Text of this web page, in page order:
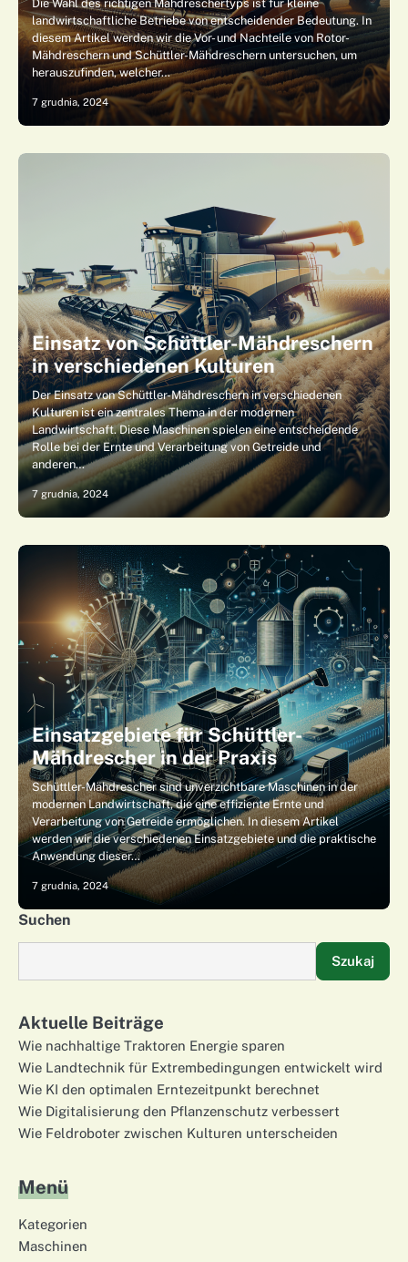
Die Wahl des richtigen Mähdreschertyps ist für kleine
landwirtschaftliche Betriebe von entscheidender Bedeutung. In
diesem Artikel werden wir die Vor- und Nachteile von Rotor-
Mähdreschern und Schüttler-Mähdreschern untersuchen, um
herauszufinden, welcher…
7 grudnia, 2024
Einsatz von Schüttler-Mähdreschern
in verschiedenen Kulturen
Der Einsatz von Schüttler-Mähdreschern in verschiedenen
Kulturen ist ein zentrales Thema in der modernen
Landwirtschaft. Diese Maschinen spielen eine entscheidende
Rolle bei der Ernte und Verarbeitung von Getreide und
anderen…
7 grudnia, 2024
Einsatzgebiete für Schüttler-
Mähdrescher in der Praxis
Schüttler-Mähdrescher sind unverzichtbare Maschinen in der
modernen Landwirtschaft, die eine effiziente Ernte und
Verarbeitung von Getreide ermöglichen. In diesem Artikel
werden wir die verschiedenen Einsatzgebiete und die praktische
Anwendung dieser…
7 grudnia, 2024
Suchen
Szukaj
Aktuelle Beiträge
Wie nachhaltige Traktoren Energie sparen
Wie Landtechnik für Extrembedingungen entwickelt wird
Wie KI den optimalen Erntezeitpunkt berechnet
Wie Digitalisierung den Pflanzenschutz verbessert
Wie Feldroboter zwischen Kulturen unterscheiden
Menü
Kategorien
Maschinen